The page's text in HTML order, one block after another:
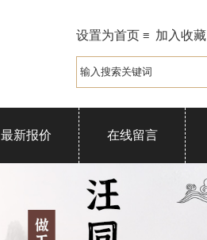
设置为首页 ≡ 加入收藏
最新报价 在线留言